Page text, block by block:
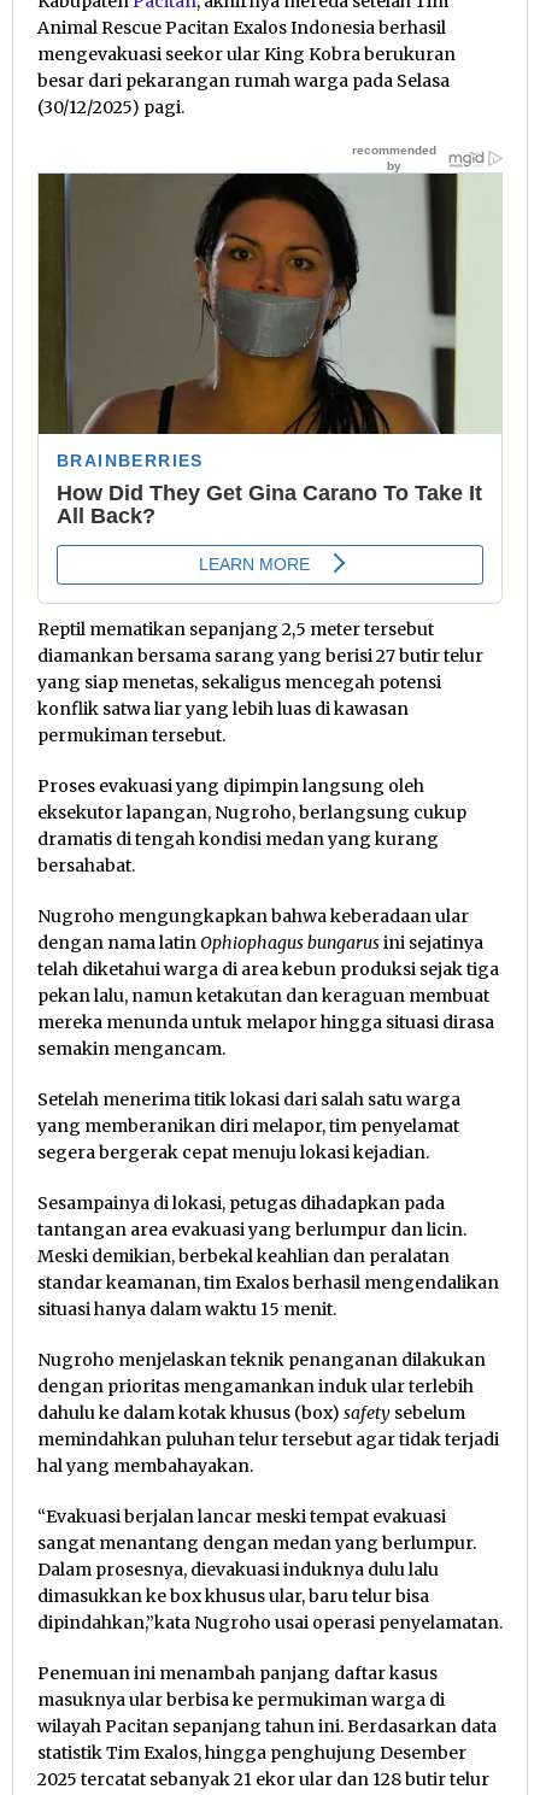
Animal Rescue Pacitan Exalos Indonesia berhasil
mengevakuasi seekor ular King Kobra berukuran
besar dari pekarangan rumah warga pada Selasa
(30/12/2025) pagi.
Reptil mematikan sepanjang 2,5 meter tersebut
diamankan bersama sarang yang berisi 27 butir telur
yang siap menetas, sekaligus mencegah potensi
konflik satwa liar yang lebih luas di kawasan
permukiman tersebut.
Proses evakuasi yang dipimpin langsung oleh
eksekutor lapangan, Nugroho, berlangsung cukup
dramatis di tengah kondisi medan yang kurang
bersahabat.
Nugroho mengungkapkan bahwa keberadaan ular
dengan nama latinOphiophagus bungarusini sejatinya
telah diketahui warga di area kebun produksi sejak tiga
pekan lalu, namun ketakutan dan keraguan membuat
mereka menunda untuk melapor hingga situasi dirasa
semakin mengancam.
Setelah menerima titik lokasi dari salah satu warga
yang memberanikan diri melapor, tim penyelamat
segera bergerak cepat menuju lokasi kejadian.
Sesampainya di lokasi, petugas dihadapkan pada
tantangan area evakuasi yang berlumpur dan licin.
Meski demikian, berbekal keahlian dan peralatan
standar keamanan, tim Exalos berhasil mengendalikan
situasi hanya dalam waktu 15 menit.
Nugroho menjelaskan teknik penanganan dilakukan
dengan prioritas mengamankan induk ular terlebih
dahulu ke dalam kotak khusus (box) safety sebelum
memindahkan puluhan telur tersebut agar tidak terjadi
hal yang membahayakan.
“Evakuasi berjalan lancar meski tempat evakuasi
sangat menantang dengan medan yang berlumpur.
Dalam prosesnya, dievakuasi induknya dulu lalu
dimasukkan ke box khusus ular, baru telur bisa
dipindahkan,”kata Nugroho usai operasi penyelamatan.
Penemuan ini menambah panjang daftar kasus
masuknya ular berbisa ke permukiman warga di
wilayah Pacitan sepanjang tahun ini. Berdasarkan data
statistik Tim Exalos, hingga penghujung Desember
2025 tercatat sebanyak 21 ekor ular dan 128 butir telur